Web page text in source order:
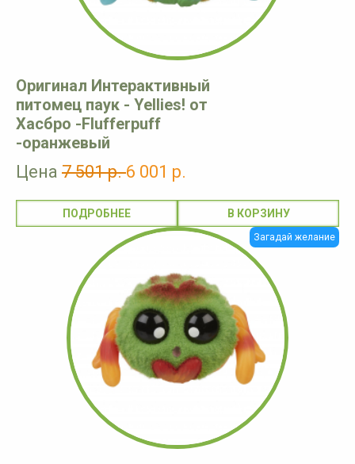
Оригинал Интерактивный
питомец паук - Yellies! от
Хасбро -Flufferpuff
-оранжевый
Цена 7 501 р.6 001 р.
ПОДРОБНЕЕ
Загадай желание